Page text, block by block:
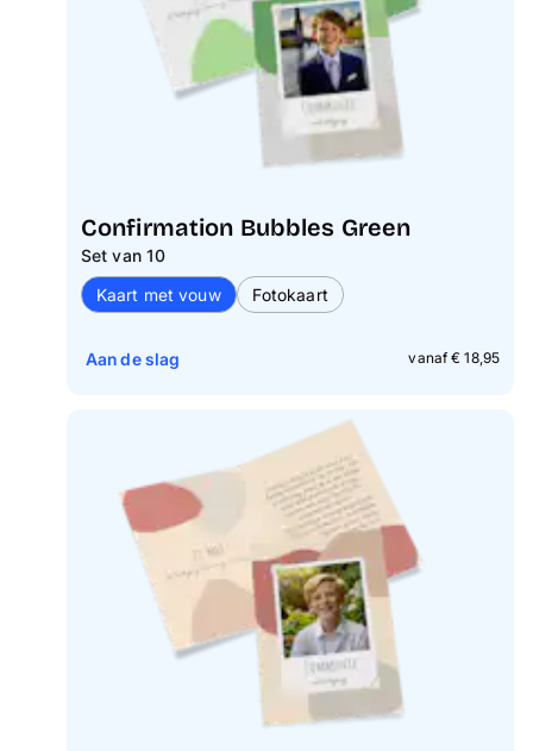
Confirmation Bubbles Green
Set van 10
Kaart met vouw
Fotokaart
vanaf € 18,95
Aan de slag